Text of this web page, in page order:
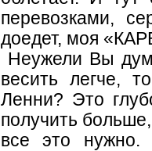
перевозками,
доедет, моя
Неужели Вы
весить легче,
Ленни? Это
получить
все это нужно.